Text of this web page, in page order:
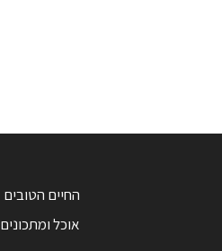
החיים הטובים
אוכל ומתכונים